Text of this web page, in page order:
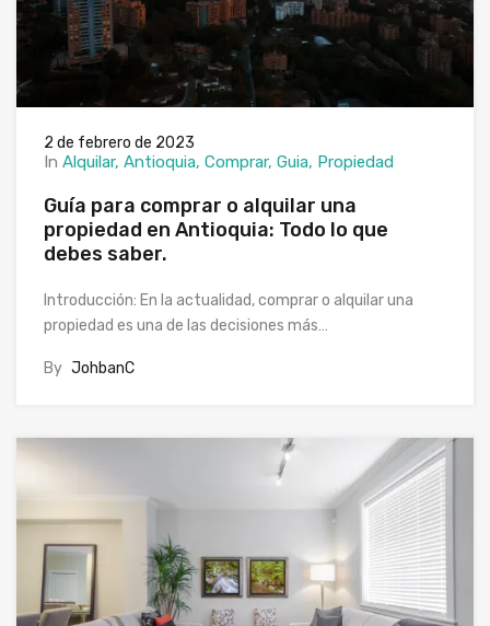
2 de febrero de 2023
In Alquilar Antioquia Comprar Guia Propiedad
Guía para comprar o alquilar una
propiedad en Antioquia: Todo lo que
debes saber.
Introducción: En la actualidad, comprar o alquilar una
propiedad es una de las decisiones más…
By JohbanC